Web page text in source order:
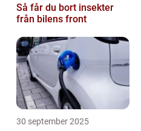
Så får du bort insekter
från bilens front
30 september 2025